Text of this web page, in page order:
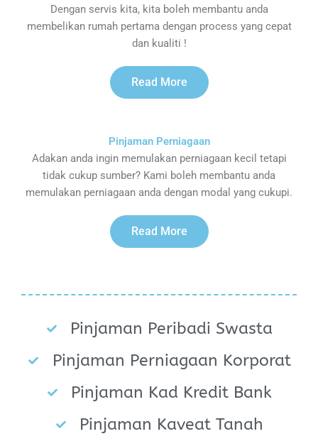
Dengan servis kita, kita boleh membantu anda
membelikan rumah pertama dengan process yang cepat
dan kualiti !
Read More
Pinjaman Perniagaan
Adakan anda ingin memulakan perniagaan kecil tetapi
tidak cukup sumber? Kami boleh membantu anda
memulakan perniagaan anda dengan modal yang cukupi.
Read More
Pinjaman Peribadi Swasta
Pinjaman Perniagaan Korporat
Pinjaman Kad Kredit Bank
Pinjaman Kaveat Tanah